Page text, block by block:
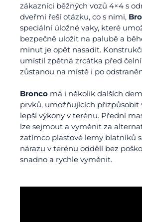
zákazníci běžných vozů 4×4 s
dveřmi řeší otázku, co s nimi,
speciální úložné vaky, které
bezpečně uložit na palubě a
minut je opět nasadit.
umístil zpětná zrcátka před
zůstanou na místě i po
Bronco má i několik dalších
prvků, umožňujících přizpůsobit
lepší výkony v terénu. Přední
lze sejmout a vyměnit za
zatímco plastové lemy blatníků
nárazu v terénu oddělí bez
snadno a rychle vyměnit.